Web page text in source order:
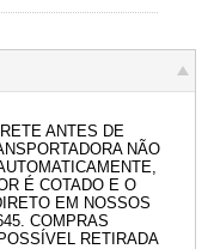
ANTES DE
NÃO
É COTADO E O
EM NOSSOS
COMPRAS
RETIRADA